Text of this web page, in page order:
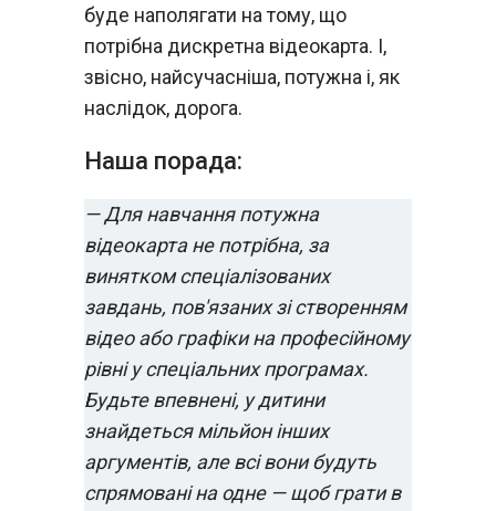
буде наполягати на тому, що
потрібна дискретна відеокарта. І,
звісно, найсучасніша, потужна і, як
наслідок, дорога.
Наша порада:
— Для навчання потужна
відеокарта не потрібна, за
винятком спеціалізованих
завдань, пов'язаних зі створенням
відео або графіки на професійному
рівні у спеціальних програмах.
Будьте впевнені, у дитини
знайдеться мільйон інших
аргументів, але всі вони будуть
спрямовані на одне — щоб грати в